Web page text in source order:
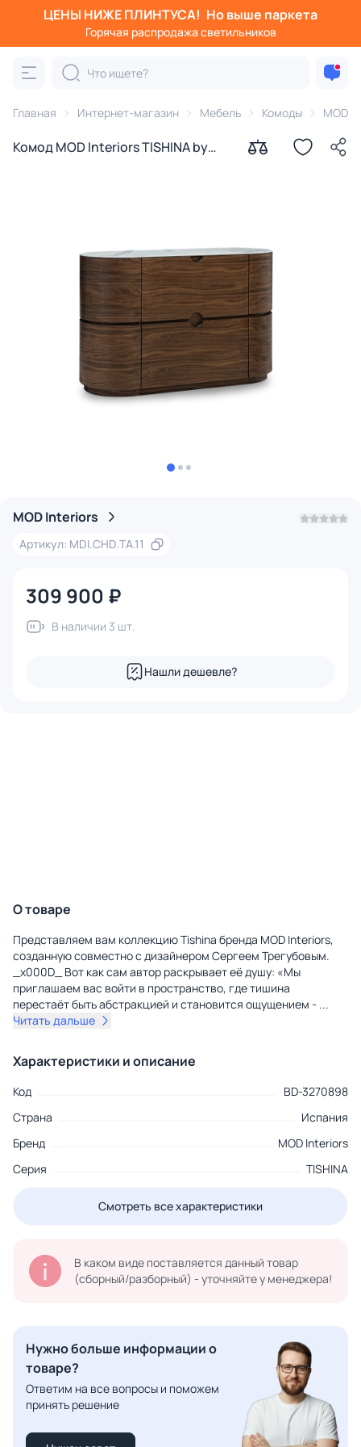
ЦЕНЫ НИЖЕ ПЛИНТУСА! Но выше паркета
Горячая распродажа светильников
Главная Интернет-магазин Мебель Комоды MOD
Комод MOD Interiors TISHINA by
MOD Interiors
Артикул: MDI.CHD.TA.11
309 900 ₽
В наличии 3 шт.
Нашли дешевле?
О товаре
Представляем вам коллекцию Tishina бренда MOD Interiors,
созданную совместно с дизайнером Сергеем Трегубовым.
_x000D_ Вот как сам автор раскрывает её душу: «Мы
приглашаем вас войти в пространство, где тишина
перестаёт быть абстракцией и становится ощущением - ...
Читать дальше
Характеристики и описание
Код
BD-3270898
Страна
Испания
Бренд
MOD Interiors
Серия
TISHINA
Смотреть все характеристики
В каком виде поставляется данный товар
(сборный/разборный) - уточняйте у менеджера!
Нужно больше информации о
товаре?
Ответим на все вопросы и поможем
принять решение